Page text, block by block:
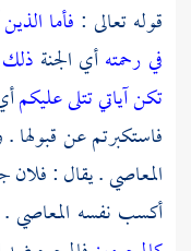
قوله تعالى : فأما
في رحمتهأي الجنة ذلك
تكن آياتي تتلى عليكم
فاستكبرتم عن
المعاصي . يقال : فلان
أكسب نفسه المعاصي